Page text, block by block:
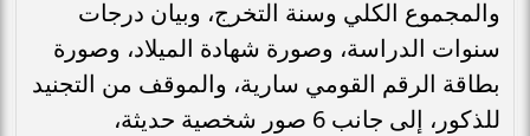
والمجموع الكلي وسنة التخرج، وبيان درجات
سنوات الدراسة، وصورة شهادة الميلاد، وصورة
بطاقة الرقم القومي سارية، والموقف من التجنيد
للذكور، إلى جانب 6 صور شخصية حديثة،